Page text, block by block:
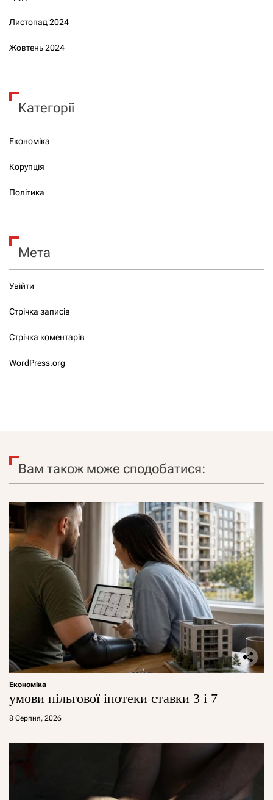
Листопад 2024
Жовтень 2024
Категорії
Економіка
Корупція
Політика
Мета
Увійти
Стрічка записів
Стрічка коментарів
WordPress.org
Вам також може сподобатися:
Економіка
умови пільгової іпотеки ставки 3 і 7
8 Серпня, 2026